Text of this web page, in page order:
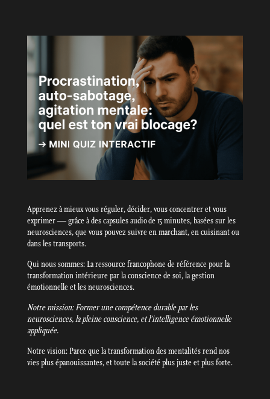
Apprenez à mieux vous réguler, décider, vous concentrer et vous
exprimer — grâce à des capsules audio de 15 minutes, basées sur les
neurosciences, que vous pouvez suivre en marchant, en cuisinant ou
dans les transports.
Qui nous sommes: La ressource francophone de référence pour la
transformation intérieure par la conscience de soi, la gestion
émotionnelle et les neurosciences.
Notre mission: Former une compétence durable par les
neurosciences, la pleine conscience, et l’intelligence émotionnelle
appliquée.
Notre vision: Parce que la transformation des mentalités rend nos
vies plus épanouissantes, et toute la société plus juste et plus forte.